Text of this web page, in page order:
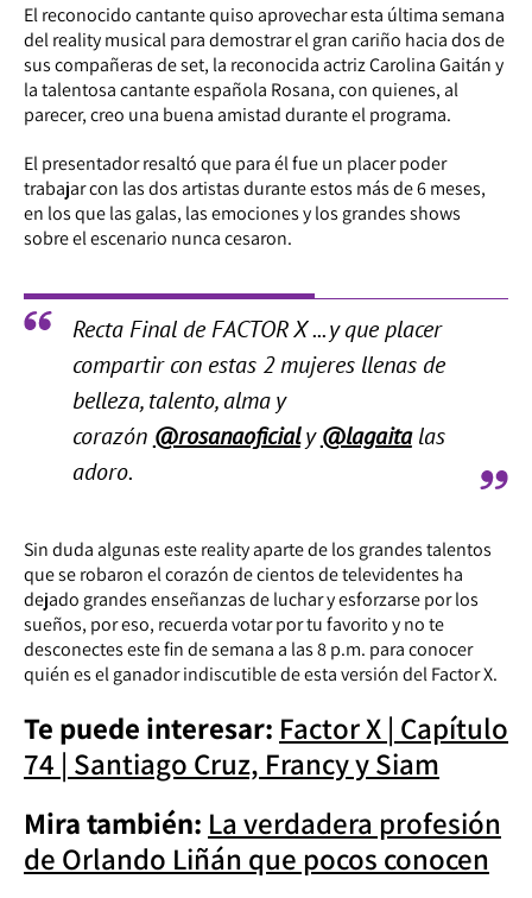
El reconocido cantante quiso aprovechar esta última semana
del reality musical para demostrar el gran cariño hacia dos de
sus compañeras de set, la reconocida actriz Carolina Gaitán y
la talentosa cantante española Rosana, con quienes, al
parecer, creo una buena amistad durante el programa.
El presentador resaltó que para él fue un placer poder
trabajar con las dos artistas durante estos más de 6 meses,
en los que las galas, las emociones y los grandes shows
sobre el escenario nunca cesaron.
Recta Final de FACTOR X ... y que placer
compartir con estas 2 mujeres llenas de
belleza, talento, alma y
corazón @rosanaoficialy@lagaitalas
adoro.
Sin duda algunas este reality aparte de los grandes talentos
que se robaron el corazón de cientos de televidentes ha
dejado grandes enseñanzas de luchar y esforzarse por los
sueños, por eso, recuerda votar por tu favorito y no te
desconectes este fin de semana a las 8 p.m. para conocer
quién es el ganador indiscutible de esta versión del Factor X.
Te puede interesar: Factor X | Capítulo
74 | Santiago Cruz, Francy y Siam
Mira también: La verdadera profesión
de Orlando Liñán que pocos conocen